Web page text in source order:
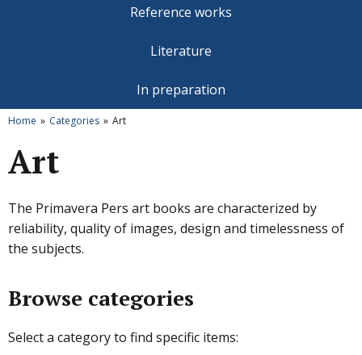
Reference works
Literature
In preparation
Home Categories Art
Art
The Primavera Pers art books are characterized by
reliability, quality of images, design and timelessness of
the subjects.
Browse categories
Select a category to find specific items: